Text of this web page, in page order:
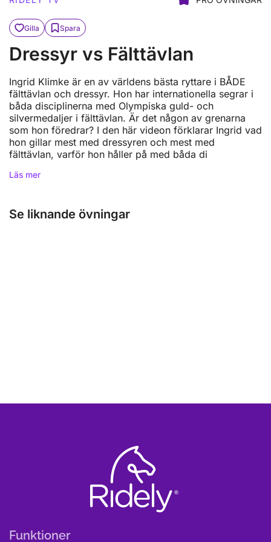
Gilla Spara
Dressyr vs Fälttävlan
Ingrid Klimke är en av världens bästa ryttare i BÅDE
fälttävlan och dressyr. Hon har internationella segrar i
båda disciplinerna med Olympiska guld- och
silvermedaljer i fälttävlan. Är det någon av grenarna
som hon föredrar? I den här videon förklarar Ingrid vad
hon gillar mest med dressyren och mest med
fälttävlan, varför hon håller på med båda di
Läs mer
Se liknande övningar
Funktioner